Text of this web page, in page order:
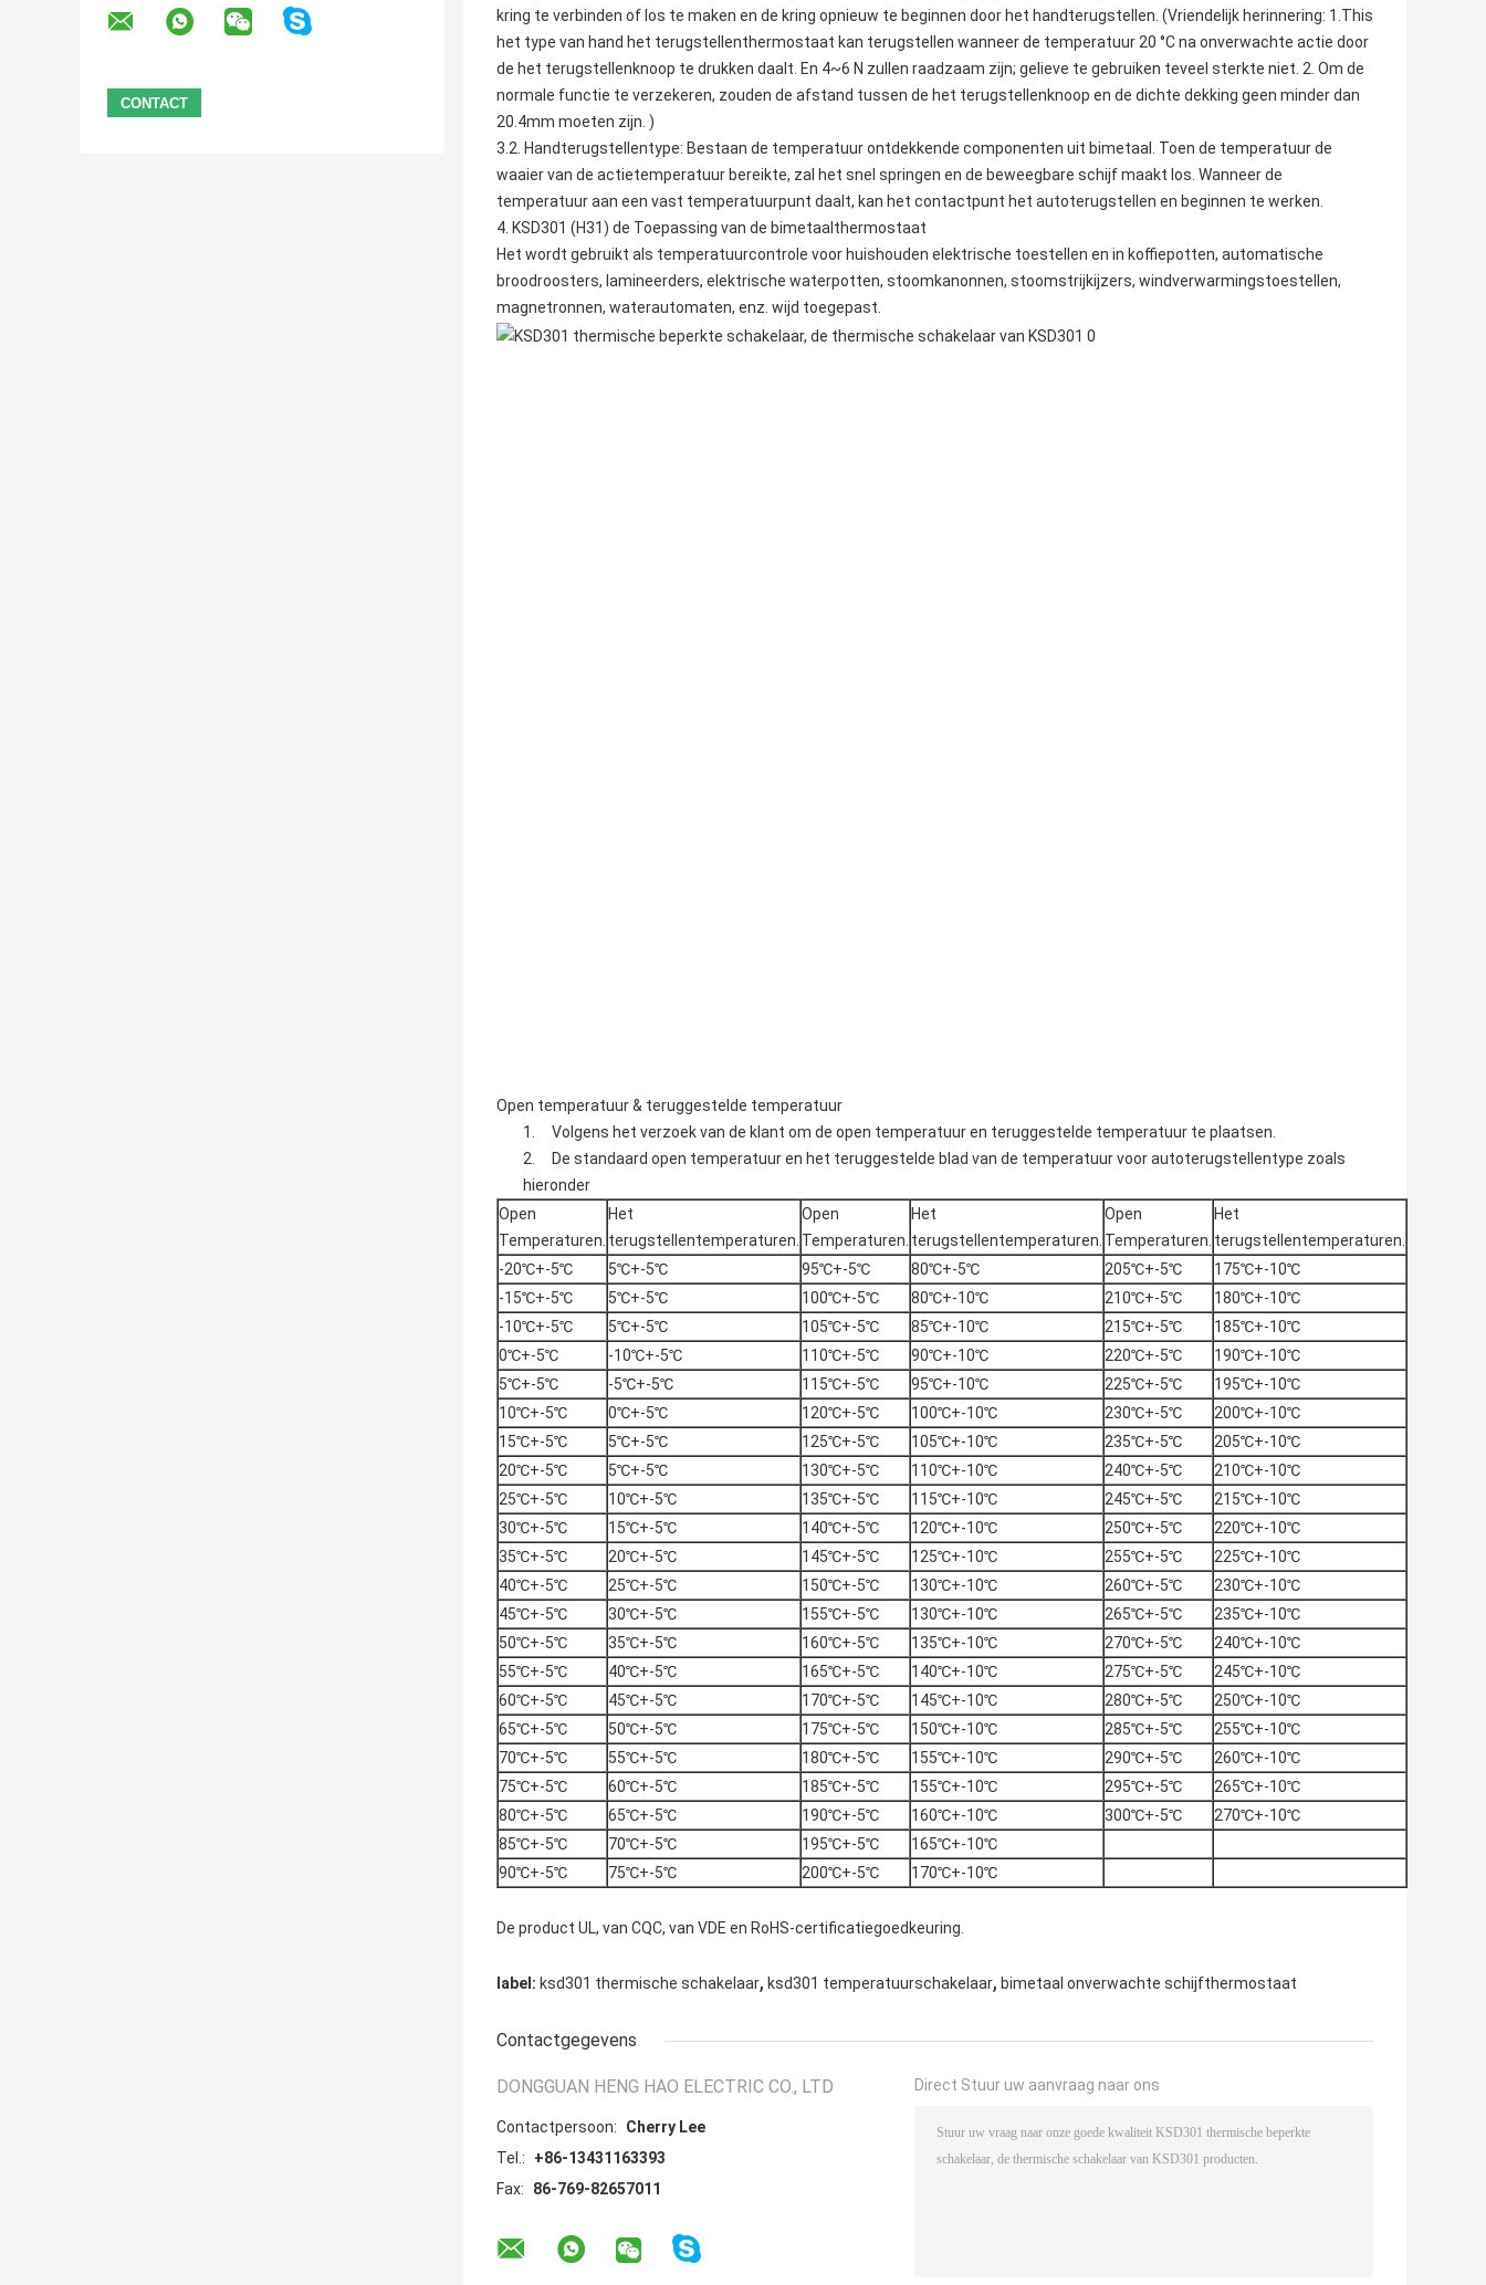
kring te verbinden of los te maken en de kring opnieuw te beginnen door het handterugstellen. (Vriendelijk herinnering: 1.This
het type van hand het terugstellenthermostaat kan terugstellen wanneer de temperatuur 20 °C na onverwachte actie door
de het terugstellenknoop te drukken daalt. En 4~6 N zullen raadzaam zijn; gelieve te gebruiken teveel sterkte niet. 2. Om de
normale functie te verzekeren, zouden de afstand tussen de het terugstellenknoop en de dichte dekking geen minder dan
20.4mm moeten zijn. )
3.2. Handterugstellentype: Bestaan de temperatuur ontdekkende componenten uit bimetaal. Toen de temperatuur de
waaier van de actietemperatuur bereikte, zal het snel springen en de beweegbare schijf maakt los. Wanneer de
temperatuur aan een vast temperatuurpunt daalt, kan het contactpunt het autoterugstellen en beginnen te werken.
4. KSD301 (H31) de Toepassing van de bimetaalthermostaat
Het wordt gebruikt als temperatuurcontrole voor huishouden elektrische toestellen en in koffiepotten, automatische
broodroosters, lamineerders, elektrische waterpotten, stoomkanonnen, stoomstrijkijzers, windverwarmingstoestellen,
magnetronnen, waterautomaten, enz. wijd toegepast.
Open temperatuur & teruggestelde temperatuur
1. Volgens het verzoek van de klant om de open temperatuur en teruggestelde temperatuur te plaatsen.
2. De standaard open temperatuur en het teruggestelde blad van de temperatuur voor autoterugstellentype zoals
hieronder
Open
Temperaturen.
Het
terugstellentemperaturen.
Open
Temperaturen.
Het
terugstellentemperaturen.
Open
Temperaturen.
Het
terugstellentemperaturen.
-20℃+-5℃
5℃+-5℃ 95℃+-5℃ 80℃+-5℃ 205℃+-5℃
175℃+-10℃
-15℃+-5℃
5℃+-5℃ 100℃+-5℃ 80℃+-10℃ 210℃+-5℃
180℃+-10℃
-10℃+-5℃
5℃+-5℃ 105℃+-5℃ 85℃+-10℃ 215℃+-5℃
185℃+-10℃
0℃+-5℃
-10℃+-5℃ 110℃+-5℃ 90℃+-10℃ 220℃+-5℃
190℃+-10℃
5℃+-5℃
-5℃+-5℃ 115℃+-5℃ 95℃+-10℃ 225℃+-5℃
195℃+-10℃
10℃+-5℃
0℃+-5℃ 120℃+-5℃ 100℃+-10℃ 230℃+-5℃
200℃+-10℃
15℃+-5℃
5℃+-5℃ 125℃+-5℃ 105℃+-10℃ 235℃+-5℃
205℃+-10℃
20℃+-5℃
5℃+-5℃ 130℃+-5℃ 110℃+-10℃ 240℃+-5℃
210℃+-10℃
25℃+-5℃
10℃+-5℃ 135℃+-5℃ 115℃+-10℃ 245℃+-5℃
215℃+-10℃
30℃+-5℃
15℃+-5℃ 140℃+-5℃ 120℃+-10℃ 250℃+-5℃
220℃+-10℃
35℃+-5℃
20℃+-5℃ 145℃+-5℃ 125℃+-10℃ 255℃+-5℃
225℃+-10℃
40℃+-5℃
25℃+-5℃ 150℃+-5℃ 130℃+-10℃ 260℃+-5℃
230℃+-10℃
45℃+-5℃
30℃+-5℃ 155℃+-5℃ 130℃+-10℃ 265℃+-5℃
235℃+-10℃
50℃+-5℃
35℃+-5℃ 160℃+-5℃ 135℃+-10℃ 270℃+-5℃
240℃+-10℃
55℃+-5℃
40℃+-5℃ 165℃+-5℃ 140℃+-10℃ 275℃+-5℃
245℃+-10℃
60℃+-5℃
45℃+-5℃ 170℃+-5℃ 145℃+-10℃ 280℃+-5℃
250℃+-10℃
65℃+-5℃
50℃+-5℃ 175℃+-5℃ 150℃+-10℃ 285℃+-5℃
255℃+-10℃
70℃+-5℃
55℃+-5℃ 180℃+-5℃ 155℃+-10℃ 290℃+-5℃
260℃+-10℃
75℃+-5℃
60℃+-5℃ 185℃+-5℃ 155℃+-10℃ 295℃+-5℃
265℃+-10℃
80℃+-5℃
65℃+-5℃ 190℃+-5℃ 160℃+-10℃ 300℃+-5℃
270℃+-10℃
85℃+-5℃
70℃+-5℃ 195℃+-5℃
165℃+-10℃
90℃+-5℃
75℃+-5℃ 200℃+-5℃ 170℃+-10℃
De product UL, van CQC, van VDE en RoHS-certificatiegoedkeuring.
label: ksd301 thermische schakelaar, ksd301 temperatuurschakelaar, bimetaal onverwachte schijfthermostaat
Contactgegevens
DONGGUAN HENG HAO ELECTRIC CO., LTD
Contactpersoon:
Cherry Lee
Tel.:
+86-13431163393
Fax:
86-769-82657011
Direct Stuur uw aanvraag naar ons